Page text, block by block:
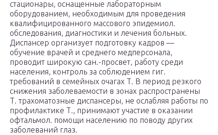
стационары, оснащенные лабораторным
оборудованием, необходимым для проведения
квалифицированного массового эпидемиол.
обследования, диагностики и лечения больных.
Диспансер организует подготовку кадров —
обучение врачей и среднего медперсонала,
проводит широкую сан.-просвет, работу среди
населения, контроль за соблюдением гиг.
требований в семейных очагах Т. В период резкого
снижения заболеваемости в зонах распространены
Т. трахоматозные диспансеры, не ослабляя работы по
профилактике Т., принимают участие в оказании
офтальмол. помощи населению по поводу других
заболеваний глаз.